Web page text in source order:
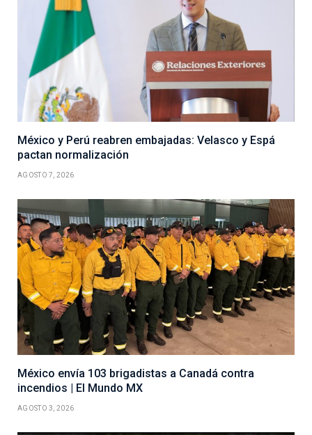
México y Perú reabren embajadas: Velasco y Espá
pactan normalización
AGOSTO 7, 2026
México envía 103 brigadistas a Canadá contra
incendios | El Mundo MX
AGOSTO 3, 2026